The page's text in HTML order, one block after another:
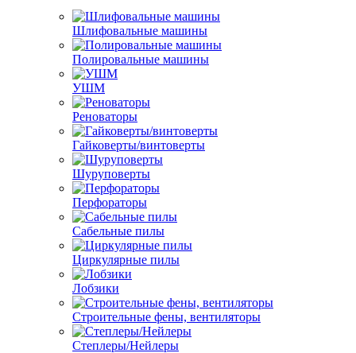
Шлифовальные машины
Полировальные машины
УШМ
Реноваторы
Гайковерты/винтоверты
Шуруповерты
Перфораторы
Сабельные пилы
Циркулярные пилы
Лобзики
Строительные фены, вентиляторы
Степлеры/Нейлеры